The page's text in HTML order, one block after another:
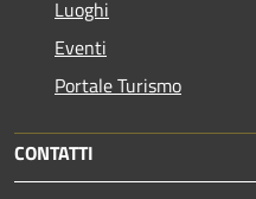
Luoghi
Eventi
Portale Turismo
CONTATTI